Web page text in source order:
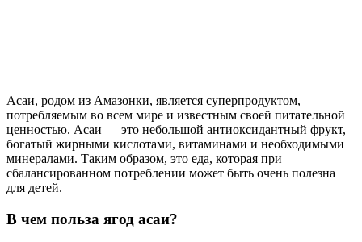
Асаи, родом из Амазонки, является суперпродуктом,
потребляемым во всем мире и известным своей питательной
ценностью. Асаи — это небольшой антиоксидантный фрукт,
богатый жирными кислотами, витаминами и необходимыми
минералами. Таким образом, это еда, которая при
сбалансированном потреблении может быть очень полезна
для детей.
В чем польза ягод асаи?